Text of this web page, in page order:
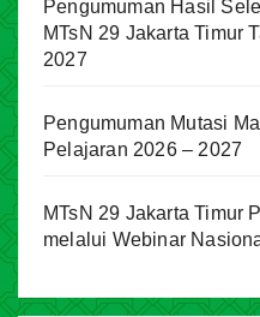
Pengumuman Hasil
MTsN 29 Jakarta Timur
2027
Pengumuman Mutasi
Pelajaran 2026 – 2027
MTsN 29 Jakarta Timur
melalui Webinar